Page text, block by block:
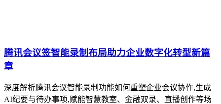
腾讯会议签智能录制布局助力企业数字化转型新篇
章
深度解析腾讯会议智能录制功能如何重塑企业会议协作,生成
AI纪要与待办事项,赋能智慧教室、金融双录、直播创作等场